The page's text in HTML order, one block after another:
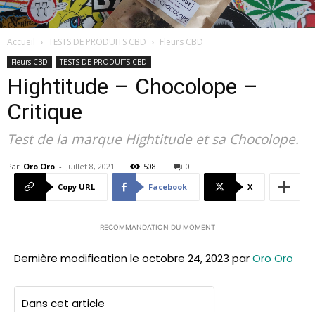
Accueil TESTS DE PRODUITS CBD Fleurs CBD
Fleurs CBD TESTS DE PRODUITS CBD
Hightitude – Chocolope –
Critique
Test de la marque Hightitude et sa Chocolope.
Par Oro Oro - juillet 8, 2021 508
0
Copy URL
Facebook X
RECOMMANDATION DU MOMENT
Dernière modification le octobre 24, 2023 parOro Oro
Dans cet article